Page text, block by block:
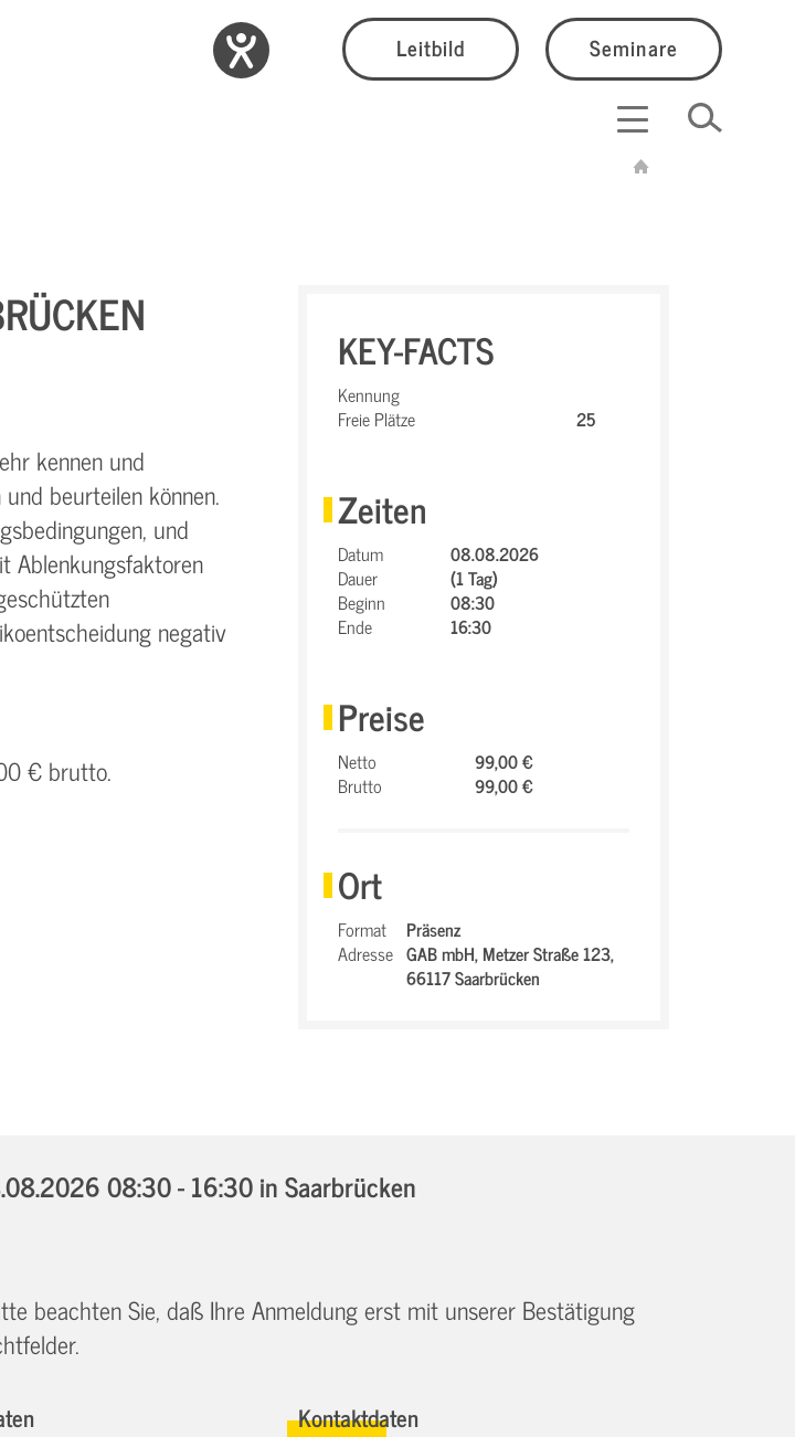
Leitbild Seminare
kennen und
beurteilen können.
und
Ablenkungsfaktoren
negativ
€ brutto.
KEY-FACTS
Kennung
Freie Plätze
25
Zeiten
Datum
08.08.2026
Dauer
(1 Tag)
Beginn
08:30
Ende
16:30
Preise
Netto
99,00 €
Brutto
99,00 €
Ort
Format
Präsenz
Adresse GAB mbH,Metzer Straße 123,
66117 Saarbrücken
08:30 - 16:30in Saarbrücken
beachten Sie, daß Ihre Anmeldung erst mit unserer Bestätigung
Kontaktdaten